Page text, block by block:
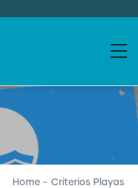
Home - Criterios Playas